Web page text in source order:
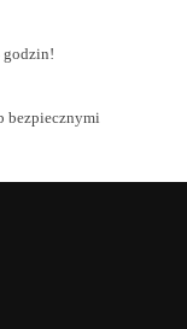
godzin!
bezpiecznymi